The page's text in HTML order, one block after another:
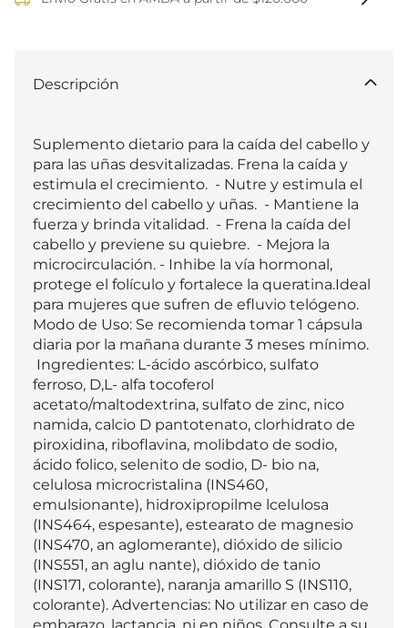
Descripción
Suplemento dietario para la caída del cabello y
para las uñas desvitalizadas. Frena la caída y
estimula el crecimiento.  - Nutre y estimula el
crecimiento del cabello y uñas.  - Mantiene la
fuerza y brinda vitalidad.  - Frena la caída del
cabello y previene su quiebre.  - Mejora la
microcirculación. - Inhibe la vía hormonal,
protege el folículo y fortalece la queratina.Ideal
para mujeres que sufren de efluvio telógeno.
Modo de Uso: Se recomienda tomar 1 cápsula
diaria por la mañana durante 3 meses mínimo.
Ingredientes: L-ácido ascórbico, sulfato
ferroso, D,L- alfa tocoferol
acetato/maltodextrina, sulfato de zinc, nico
namida, calcio D pantotenato, clorhidrato de
piroxidina, riboflavina, molibdato de sodio,
ácido folico, selenito de sodio, D- bio na,
celulosa microcristalina (INS460,
emulsionante), hidroxipropilme lcelulosa
(INS464, espesante), estearato de magnesio
(INS470, an aglomerante), dióxido de silicio
(INS551, an aglu nante), dióxido de tanio
(INS171, colorante), naranja amarillo S (INS110,
colorante). Advertencias: No utilizar en caso de